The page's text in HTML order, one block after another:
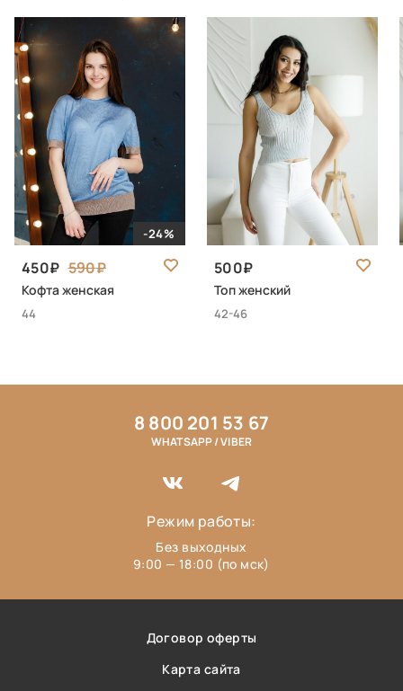
-24%
450 590
Кофта женская
44
500
Топ женский
42-46
Договор оферты
Карта сайта
8 800 201 53 67
WHATSAPP / VIBER
Режим работы:
Без выходных
9:00 — 18:00 (по мск)